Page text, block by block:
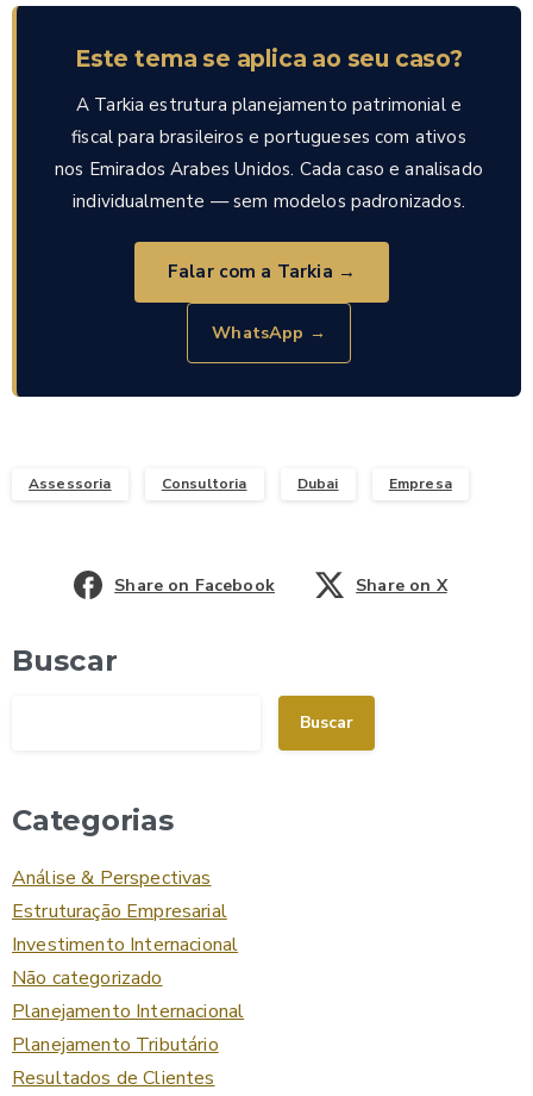
Este tema se aplica ao seu caso?
A Tarkia estrutura planejamento patrimonial e
fiscal para brasileiros e portugueses com ativos
nos Emirados Arabes Unidos. Cada caso e analisado
individualmente — sem modelos padronizados.
Falar com a Tarkia →
WhatsApp →
Assessoria Consultoria Dubai Empresa
Share on Facebook Share on X
Buscar
Buscar
Categorias
Análise & Perspectivas
Estruturação Empresarial
Investimento Internacional
Não categorizado
Planejamento Internacional
Planejamento Tributário
Resultados de Clientes